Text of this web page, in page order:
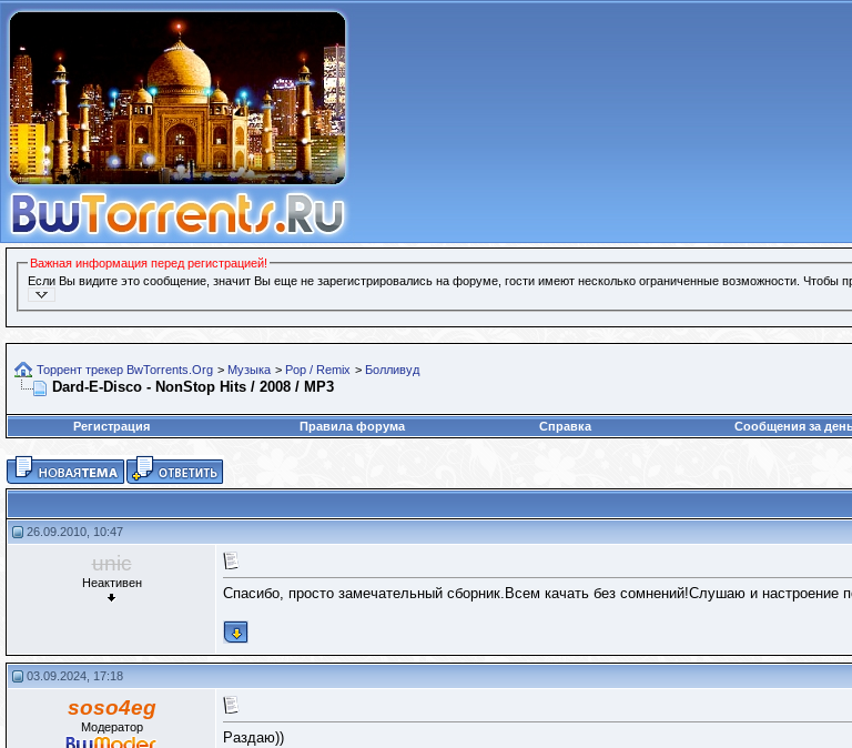
Важная информация перед регистрацией!
Если Вы видите это сообщение, значит Вы еще не зарегистрировались на форуме, гости имеют несколько ограниченные возможности. Чтобы
Торрент трекер BwTorrents.Org > Музыка > Pop / Remix > Болливуд
Dard-E-Disco - NonStop Hits / 2008 / MP3
Регистрация
Правила форума Справка Сообщения за
26.09.2010, 10:47
unic
Неактивен
Спасибо, просто замечательный сборник.Всем качать без сомнений!Слушаю и настроение
03.09.2024, 17:18
soso4eg
Модератор
Раздаю))